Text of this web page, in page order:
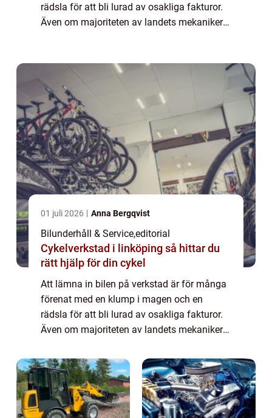
rädsla för att bli lurad av osakliga fakturor.
Även om majoriteten av landets mekaniker
01 juli 2026 Anna Bergqvist
Bilunderhåll & Service,editorial
Cykelverkstad i linköping så hittar du
rätt hjälp för din cykel
Att lämna in bilen på verkstad är för många
förenat med en klump i magen och en
rädsla för att bli lurad av osakliga fakturor.
Även om majoriteten av landets mekaniker